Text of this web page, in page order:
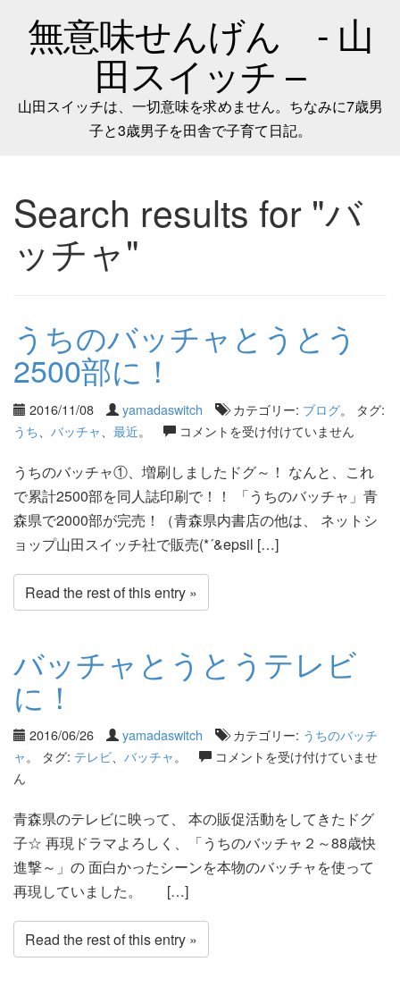
無意味せんげん - 山
田スイッチ –
山田スイッチは、一切意味を求めません。ちなみに7歳男
子と3歳男子を田舎で子育て日記。
Search results for "バ
ッチャ"
うちのバッチャとうとう
2500部に！
2016/11/08 yamadaswitch カテゴリー: ブログ。 タグ:
うち
バッチャ 最近。 コメントを受け付けていません
うちのバッチャ①、増刷しましたドグ～！ なんと、これ
で累計2500部を同人誌印刷で！！ 「うちのバッチャ」青
森県で2000部が完売！（青森県内書店の他は、 ネットシ
ョップ山田スイッチ社で販売(*´&epsil […]
Read the rest of this entry »
バッチャとうとうテレビ
に！
2016/06/26 yamadaswitch カテゴリー: うちのバッチ
ャ。 タグ: テレビ バッチャ。
コメントを受け付けていませ
ん
青森県のテレビに映って、 本の販促活動をしてきたドグ
子☆ 再現ドラマよろしく、「うちのバッチャ２～88歳快
進撃～」の 面白かったシーンを本物のバッチャを使って
再現していました。 […]
Read the rest of this entry »